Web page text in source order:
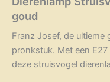
goud
Franz Josef, de ultieme
pronkstuk. Met een
deze struisvogel